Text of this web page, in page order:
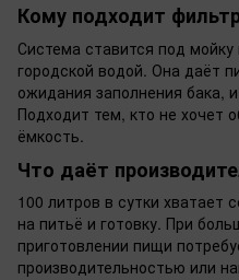
Кому подходит
Система ставится под
городской водой. Она даёт
ожидания заполнения бака,
Подходит тем, кто не хочет
ёмкость.
Что даёт
100 литров в сутки хватает
на питьё и готовку. При
приготовлении пищи
производительностью или